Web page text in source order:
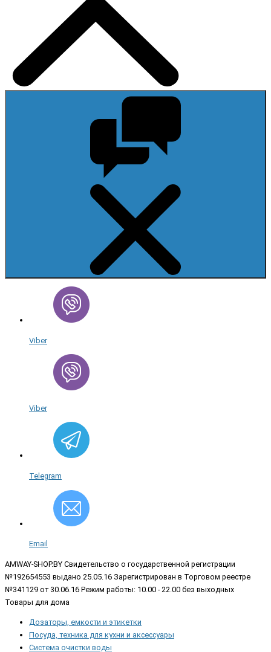
Viber
Viber
Telegram
Email
AMWAY-SHOP.BY Свидетельство о государственной регистрации
№192654553 выдано 25.05.16 Зарегистрирован в Торговом реестре
№341129 от 30.06.16 Режим работы: 10.00 - 22.00 без выходных
Товары для дома
Дозаторы, емкости и этикетки
Посуда, техника для кухни и аксессуары
Система очистки воды